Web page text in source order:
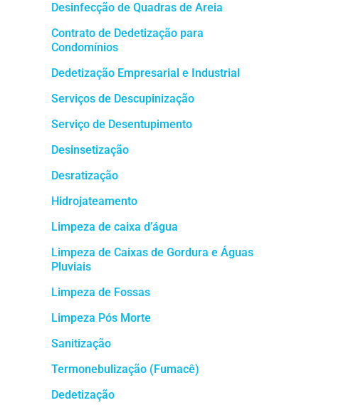
Desinfecção de Quadras de Areia
Contrato de Dedetização para
Condomínios
Dedetização Empresarial e Industrial
Serviços de Descupinização
Serviço de Desentupimento
Desinsetização
Desratização
Hidrojateamento
Limpeza de caixa d’água
Limpeza de Caixas de Gordura e Águas
Pluviais
Limpeza de Fossas
Limpeza Pós Morte
Sanitização
Termonebulização (Fumacê)
Dedetização